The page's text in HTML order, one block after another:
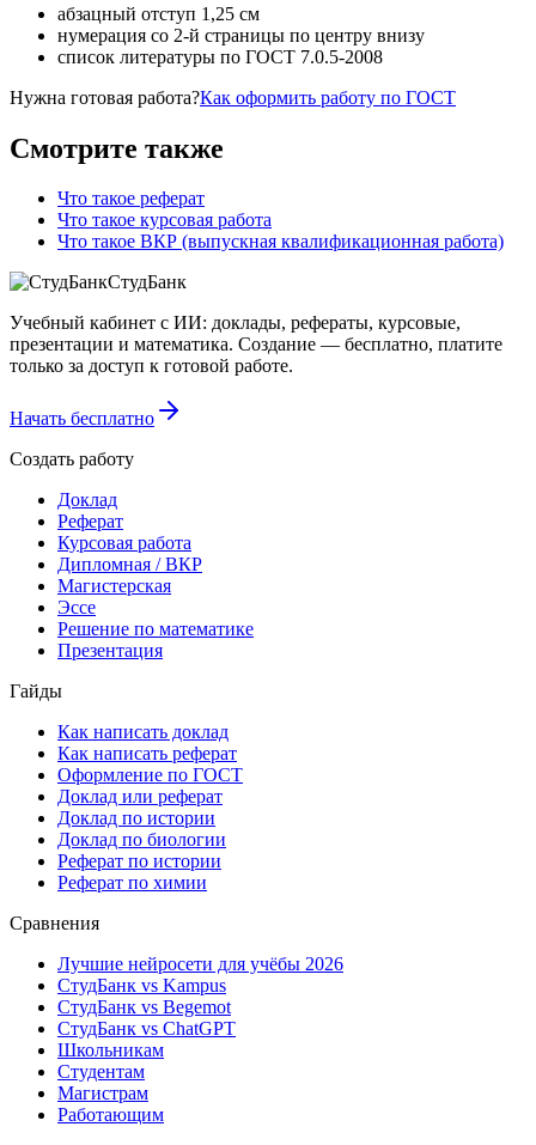
абзацный отступ 1,25 см
нумерация со 2-й страницы по центру внизу
список литературы по ГОСТ 7.0.5-2008
Нужна готовая работа?Как оформить работу по ГОСТ
Смотрите также
Что такое реферат
Что такое курсовая работа
Что такое ВКР (выпускная квалификационная работа)
СтудБанк
Учебный кабинет с ИИ: доклады, рефераты, курсовые,
презентации и математика. Создание — бесплатно, платите
только за доступ к готовой работе.
Начать бесплатно
Создать работу
Доклад
Реферат
Курсовая работа
Дипломная / ВКР
Магистерская
Эссе
Решение по математике
Презентация
Гайды
Как написать доклад
Как написать реферат
Оформление по ГОСТ
Доклад или реферат
Доклад по истории
Доклад по биологии
Реферат по истории
Реферат по химии
Сравнения
Лучшие нейросети для учёбы 2026
СтудБанк vs Kampus
СтудБанк vs Begemot
СтудБанк vs ChatGPT
Школьникам
Студентам
Магистрам
Работающим